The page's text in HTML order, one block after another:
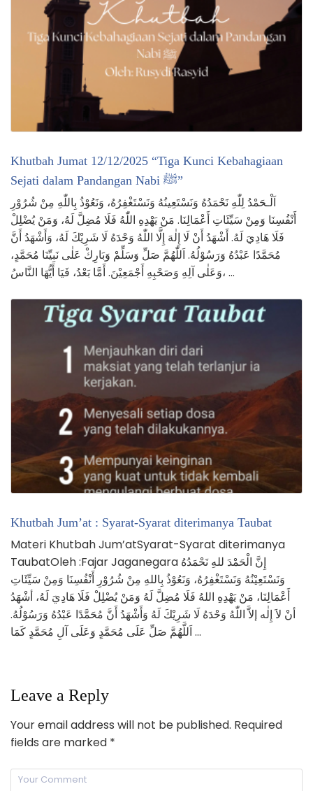
Khutbah Jumat 12/12/2025 “Tiga Kunci Kebahagiaan
Sejati dalam Pandangan Nabi ﷺ”
اَلْـحَمْدُ لِلّٰهِ نَحْمَدُهُ وَنَسْتَعِينُهُ وَنَسْتَغْفِرُهُ، وَنَعُوْذُ بِاللّٰهِ مِنْ شُرُوْرِ
أَنْفُسِنَا وَمِنْ سَيِّئَاتِ أَعْمَالِنَا. مَنْ يَهْدِهِ اللّٰهُ فَلَا مُضِلَّ لَهُ، وَمَنْ يُضْلِلْ
فَلَا هَادِيَ لَهُ. أَشْهَدُ أَنْ لَا إِلٰهَ إِلَّا اللّٰهُ وَحْدَهُ لَا شَرِيْكَ لَهُ، وَأَشْهَدُ أَنَّ
مُحَمَّدًا عَبْدُهُ وَرَسُوْلُهُ. اَللّٰهُمَّ صَلِّ وَسَلِّمْ وَبَارِكْ عَلٰى نَبِيِّنَا مُحَمَّدٍ،
وَعَلٰى آلِهِ وَصَحْبِهِ أَجْمَعِيْنَ. أَمَّا بَعْدُ، فَيَا أَيُّهَا النَّاسُ، …
Khutbah Jum’at : Syarat-Syarat diterimanya Taubat
Materi Khutbah Jum’atSyarat-Syarat diterimanya
TaubatOleh :Fajar Jaganegara إِنَّ الْحَمْدَ للهِ نَحْمَدُهُ
وَنَسْتَعِيْنُهُ وَنَسْتَغْفِرُهُ، وَنَعُوْذُ بِاللهِ مِنْ شُرُوْرِ أَنْفُسِنَا وَمِنْ سَيِّئَاتِ
أَعْمَالِنَا، مَنْ يَهْدِهِ اللهُ فَلَا مُضِلَّ لَهُ وَمَنْ يُضْلِلْ فَلَا هَادِيَ لَهُ، أشْهَدُ
أنْ لاَ إِلٰه إلاَّ اللّٰهُ وَحْدَهُ لَا شَرِيْكَ لَهُ وَأَشْهَدُ أَنَّ مُحَمَّدًا عَبْدُهُ وَرَسُوْلُهُ.
اَللَّهُمَّ صَلِّ عَلَى مُحَمَّدٍ وَعَلَى آلِ مُحَمَّدٍ كَمَا …
Leave a Reply
Your email address will not be published. Required
fields are marked *